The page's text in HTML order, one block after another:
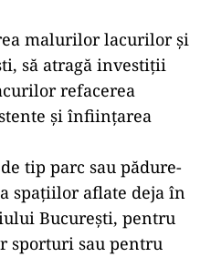
malurilor lacurilor și
să atragă investiții
refacerea
și înființarea
tip parc sau pădure-
spațiilor aflate deja în
București, pentru
sporturi sau pentru